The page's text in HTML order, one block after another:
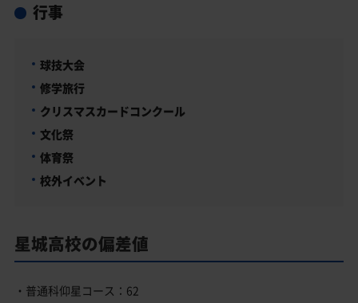
行事
球技大会
修学旅行
クリスマスカードコンクール
文化祭
体育祭
校外イベント
星城高校の偏差値
・普通科仰星コース：62